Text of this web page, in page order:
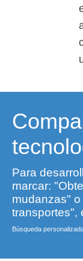
Para
marcar:
mudanzas"
transportes",
Búsqueda